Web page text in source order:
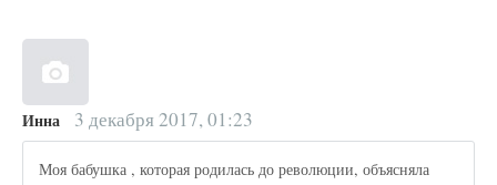
Инна 3 декабря 2017, 01:23
Моя бабушка , которая родилась до революции, объясняла